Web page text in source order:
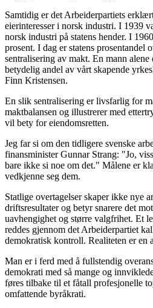
Samtidig er det Arbeiderpartiets
eierinteresser i norsk industri. I 1939
norsk industri på statens hender. I
prosent. I dag er statens prosentandel
sentralisering av makt. En mann
betydelig andel av vårt skapende
Finn Kristensen.
En slik sentralisering er livsfarlig for
maktbalansen og illustrerer med
vil bety for eiendomsretten.
Jeg far si om den tidligere svenske
finansminister Gunnar Strang: "Jo,
bare ikke si noe om det." Målene er
vedkjenne seg dem.
Statlige overtagelser skaper ikke nye
driftsresultater og betyr snarere det
uavhengighet og større valgfrihet. Et
reddes gjennom det Arbeiderpartiet
demokratisk kontroll. Realiteten er en
Man er i ferd med å fullstendig
demokrati med så mange og
føres tilbake til et fåtall profesjonelle
omfattende byråkrati.